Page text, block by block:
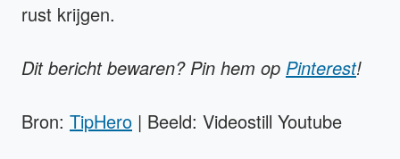
rust krijgen.
Dit bericht bewaren? Pin hem op Pinterest!
Bron: TipHero | Beeld: Videostill Youtube